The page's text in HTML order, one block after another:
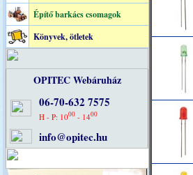
Építő barkács csomagok
Könyvek, ötletek
OPITEC Webáruház
06-70-632 7575
H - P: 1000 - 1400
info@opitec.hu